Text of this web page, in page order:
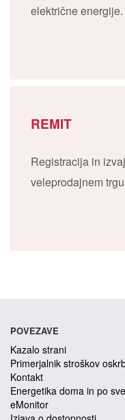
električne energije.
REMIT
Registracija in
veleprodajnem
POVEZAVE
Kazalo strani
Primerjalnik stroškov
Kontakt
Energetika doma in po
eMonitor